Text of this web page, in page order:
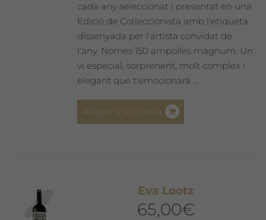
cada any seleccionat i presentat en una
Edició de Col·leccionista amb l'etiqueta
dissenyada per l'artista convidat de
l'any. Només 150 ampolles màgnum. Un
vi especial, sorprenent, molt complex i
elegant que t'emocionarà ...
Afegeix a la cistella
Eva Lootz
65,00€